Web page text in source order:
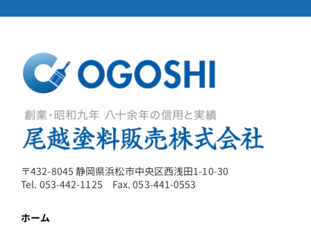
〒432-8045 静岡県浜松市中央区西浅田1-10-30
Tel. 053-442-1125 Fax. 053-441-0553
ホーム